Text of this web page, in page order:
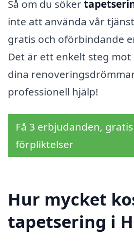
Så om du söker
inte att använda vår
gratis och oförbindande
Det är ett enkelt steg
dina
professionell hjälp!
Få 3 erbjudanden,
förpliktelser
Hur mycket
tapetsering i